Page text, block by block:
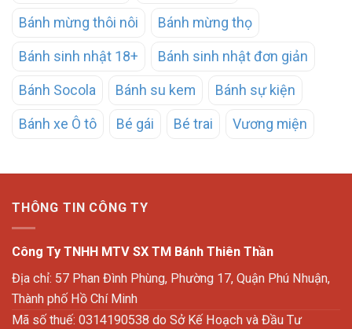
Bánh mừng thôi nôi Bánh mừng thọ
Bánh sinh nhật 18+ Bánh sinh nhật đơn giản
Bánh Socola Bánh su kem Bánh sự kiện
Bánh xe Ô tô Bé gái Bé trai Vương miện
THÔNG TIN CÔNG TY
Công Ty TNHH MTV SX TM Bánh Thiên Thần
Địa chỉ: 57 Phan Đình Phùng, Phường 17, Quận Phú Nhuận,
Thành phố Hồ Chí Minh
Mã số thuế: 0314190538 do Sở Kế Hoạch và Đầu Tư